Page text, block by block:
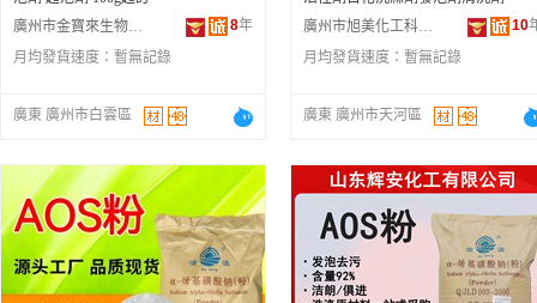
廣州市金寶來生物科技有限公司
8年
月均發貨速度： 暫無記錄
廣東 廣州市白雲區
廣州市旭美化工科技有限公司
10
月均發貨速度： 暫無記錄
廣東 廣州市天河區